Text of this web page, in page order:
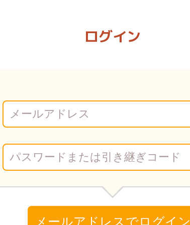
ログイン
メールアドレスでログイン